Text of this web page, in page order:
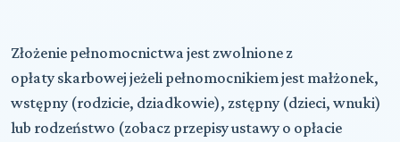
Złożenie pełnomocnictwa jest zwolnione z
opłaty skarbowej jeżeli pełnomocnikiem jest małżonek,
wstępny (rodzicie, dziadkowie), zstępny (dzieci, wnuki)
lub rodzeństwo (zobacz przepisy ustawy o opłacie